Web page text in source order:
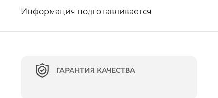
Информация подготавливается
ГАРАНТИЯ КАЧЕСТВА